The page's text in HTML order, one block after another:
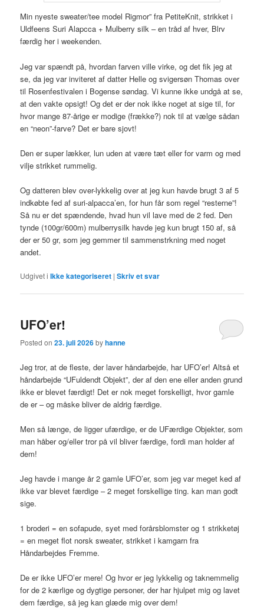
Min nyeste sweater/tee model Rigmor” fra PetiteKnit, strikket i
Uldfeens Suri Alapcca + Mulberry silk – en tråd af hver, Blrv
færdig her i weekenden.
Jeg var spændt på, hvordan farven ville virke, og det fik jeg at
se, da jeg var inviteret af datter Helle og svigersøn Thomas over
til Rosenfestivalen i Bogense søndag. Vi kunne ikke undgå at se,
at den vakte opsigt! Og det er der nok ikke noget at sige til, for
hvor mange 87-årige er modige (frække?) nok til at vælge sådan
en “neon”-farve? Det er bare sjovt!
Den er super lækker, lun uden at være tæt eller for varm og med
vilje strikket rummelig.
Og datteren blev over-lykkelig over at jeg kun havde brugt 3 af 5
indkøbte fed af suri-alpacca’en, for hun får som regel “resterne”!
Så nu er det spændende, hvad hun vil lave med de 2 fed. Den
tynde (100gr/600m) mulberrysilk havde jeg kun brugt 150 af, så
der er 50 gr, som jeg gemmer til sammenstrkning med noget
andet.
Udgivet i Ikke kategoriseret |Skriv et svar
UFO’er!
Posted on23. juli 2026byhanne
Jeg tror, at de fleste, der laver håndarbejde, har UFO’er! Altså et
håndarbejde “UFuldendt Objekt”, der af den ene eller anden grund
ikke er blevet færdigt! Det er nok meget forskelligt, hvor gamle
de er – og måske bliver de aldrig færdige.
Men så længe, de ligger ufærdige, er de UFærdige Objekter, som
man håber og/eller tror på vil bliver færdige, fordi man holder af
dem!
Jeg havde i mange år 2 gamle UFO’er, som jeg var meget ked af
ikke var blevet færdige – 2 meget forskellige ting. kan man godt
sige.
1 broderi = en sofapude, syet med forårsblomster og 1 strikketøj
= en meget flot norsk sweater, strikket i kamgarn fra
Håndarbejdes Fremme.
De er ikke UFO’er mere! Og hvor er jeg lykkelig og taknemmelig
for de 2 kærlige og dygtige personer, der har hjulpet mig og lavet
dem færdige, så jeg kan glæde mig over dem!